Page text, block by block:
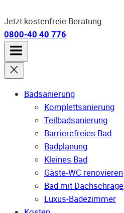
Jetzt kostenfreie Beratung
0800-40 40 776
Badsanierung
Komplettsanierung
Teilbadsanierung
Barrierefreies Bad
Badplanung
Kleines Bad
Gäste-WC renovieren
Bad mit Dachschräge
Luxus-Badezimmer